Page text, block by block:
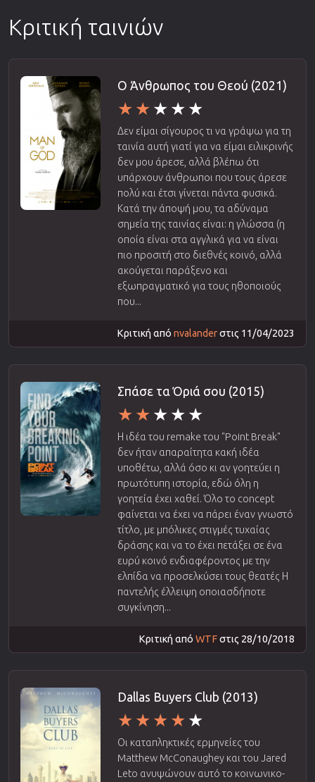
Κριτική ταινιών
Ο Άνθρωπος του Θεού (2021)
Δεν είμαι σίγουρος τι να γράψω για τη
ταινία αυτή γιατί για να είμαι ειλικρινής
δεν μου άρεσε, αλλά βλέπω ότι
υπάρχουν άνθρωποι που τους άρεσε
πολύ και έτσι γίνεται πάντα φυσικά.
Κατά την άποψή μου, τα αδύναμα
σημεία της ταινίας είναι: η γλώσσα (η
οποία είναι στα αγγλικά για να είναι
πιο προσιτή στο διεθνές κοινό, αλλά
ακούγεται παράξενο και
εξωπραγματικό για τους ηθοποιούς
που...
Κριτική από nvalanderστις 11/04/2023
Σπάσε τα Όριά σου (2015)
Η ιδέα του remake του "Point Break"
δεν ήταν απαραίτητα κακή ιδέα
υποθέτω, αλλά όσο κι αν γοητεύει η
πρωτότυπη ιστορία, εδώ όλη η
γοητεία έχει χαθεί. Όλο το concept
φαίνεται να έχει να πάρει έναν γνωστό
τίτλο, με μπόλικες στιγμές τυχαίας
δράσης και να το έχει πετάξει σε ένα
ευρύ κοινό ενδιαφέροντος με την
ελπίδα να προσελκύσει τους θεατές Η
παντελής έλλειψη οποιασδήποτε
συγκίνηση...
Κριτική από WTFστις 28/10/2018
Dallas Buyers Club (2013)
Οι καταπληκτικές ερμηνείες του
Matthew McConaughey και του Jared
Leto ανυψώνουν αυτό το κοινωνικο-